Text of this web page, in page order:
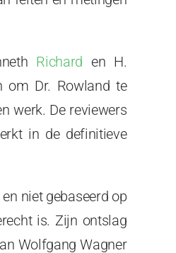
Richard en H.
om Dr. Rowland te
werk. De reviewers
in de definitieve
niet gebaseerd op
is. Zijn ontslag
Wolfgang Wagner